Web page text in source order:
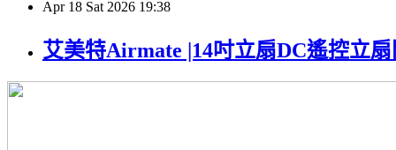
Apr 18 Sat 2026 19:38
艾美特Airmate |14吋立扇DC遙控立